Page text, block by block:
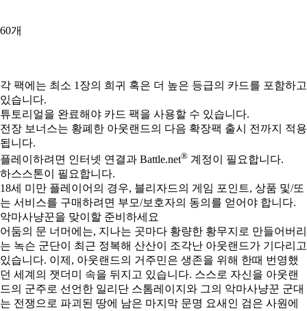
60개
Available actions
각 팩에는 최소 1장의 희귀 혹은 더 높은 등급의 카드를 포함하고
있습니다.
튜토리얼을 완료해야 카드 팩을 사용할 수 있습니다.
전장 보너스는 황폐한 아웃랜드의 다음 확장팩 출시 전까지 적용
됩니다.
플레이하려면 인터넷 연결과 Battle.net® 계정이 필요합니다.
하스스톤이 필요합니다.
18세 미만 플레이어의 경우, 블리자드의 게임 포인트, 상품 및/또
는 서비스를 구매하려면 부모/보호자의 동의를 얻어야 합니다.
악마사냥꾼을 맞이할 준비하세요
어둠의 문 너머에는, 지나는 곳마다 황량한 황무지로 만들어버리
는 녹슨 군단이 최근 정복해 산산이 조각난 아웃랜드가 기다리고
있습니다. 이제, 아웃랜드의 거주민은 생존을 위해 한때 번영했
던 세계의 잿더미 속을 뒤지고 있습니다. 스스로 자신을 아웃랜
드의 군주로 선언한 일리단 스톰레이지와 그의 악마사냥꾼 군대
는 전쟁으로 파괴된 땅에 남은 마지막 문명 요새인 검은 사원에